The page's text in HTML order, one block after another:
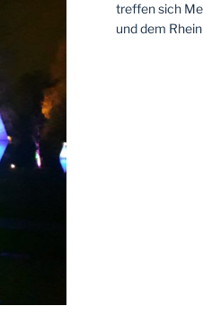
treffen sich
und dem